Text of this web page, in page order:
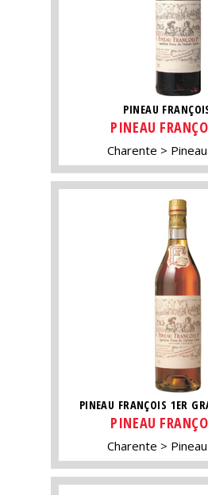
PINEAU
PINEAU
Charente Pineau
PINEAU FRANÇOIS 1ER
PINEAU
Charente Pineau